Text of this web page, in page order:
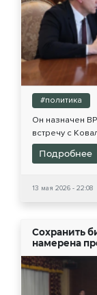
#политика
Он назначен
встречу с
Подробнее
13 мая 2026 - 22:08
Сохранить
намерена